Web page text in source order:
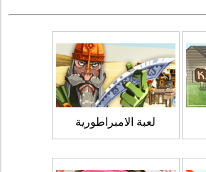
لعبة الامبراطورية